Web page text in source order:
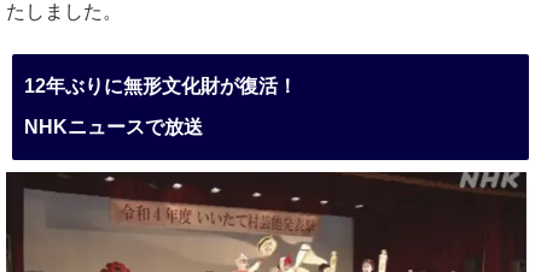
たしました。
12年ぶりに無形文化財が復活！
NHKニュースで放送